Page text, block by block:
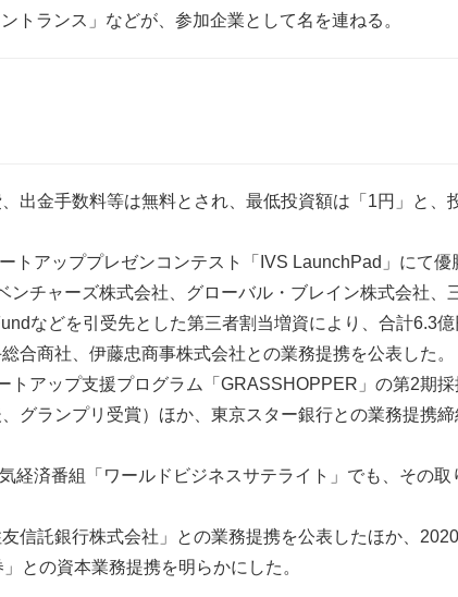
トランス」などが、参加企業として名を連ねる。
出金手数料等は無料とされ、最低投資額は「1円」と、
トアッププレゼンコンテスト「IVS LaunchPad」にて優
ンチャーズ株式会社、グローバル・ブレイン株式会社、
などを引受先とした第三者割当増資により、合計6.3億
合商社、伊藤忠商事株式会社との業務提携を公表した。
トアップ支援プログラム「GRASSHOPPER」の第2期
グランプリ受賞）ほか、東京スター銀行との業務提携締
経済番組「ワールドビジネスサテライト」でも、その取
信託銀行株式会社」との業務提携を公表したほか、2020
との資本業務提携を明らかにした。